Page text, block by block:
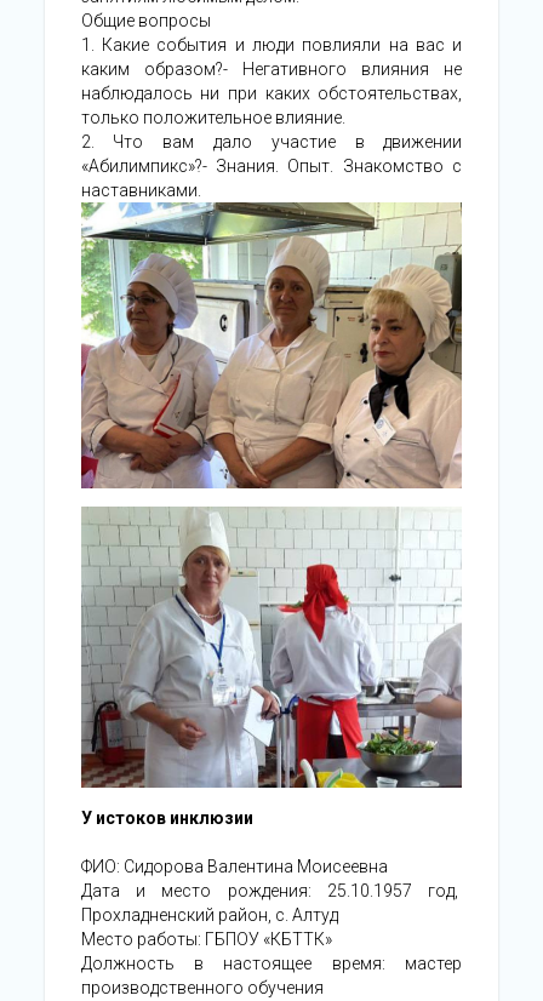
Общие вопросы
1. Какие события и люди повлияли на вас и
каким образом?- Негативного влияния не
наблюдалось ни при каких обстоятельствах,
только положительное влияние.
2. Что вам дало участие в движении
«Абилимпикс»?- Знания. Опыт. Знакомство с
наставниками.
У истоков инклюзии
ФИО: Сидорова Валентина Моисеевна
Дата и место рождения: 25.10.1957 год,
Прохладненский район, с. Алтуд
Место работы: ГБПОУ «КБТТК»
Должность в настоящее время: мастер
производственного обучения